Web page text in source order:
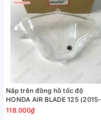
Nắp trên đồng hồ tốc độ
HONDA AIR BLADE 125 (2015-
2019)
118.000₫